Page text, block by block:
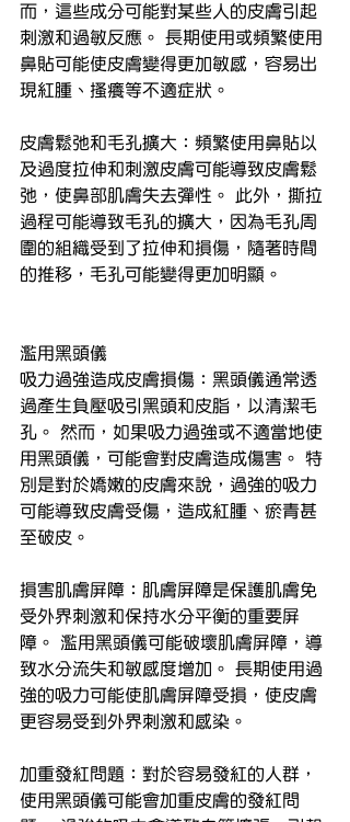
而，這些成分可能對某些人的皮膚引起
刺激和過敏反應。 長期使用或頻繁使用
鼻貼可能使皮膚變得更加敏感，容易出
現紅腫、搔癢等不適症狀。
皮膚鬆弛和毛孔擴大：頻繁使用鼻貼以
及過度拉伸和刺激皮膚可能導致皮膚鬆
弛，使鼻部肌膚失去彈性。 此外，撕拉
過程可能導致毛孔的擴大，因為毛孔周
圍的組織受到了拉伸和損傷，隨著時間
的推移，毛孔可能變得更加明顯。
濫用黑頭儀
吸力過強造成皮膚損傷：黑頭儀通常透
過產生負壓吸引黑頭和皮脂，以清潔毛
孔。 然而，如果吸力過強或不適當地使
用黑頭儀，可能會對皮膚造成傷害。 特
別是對於嬌嫩的皮膚來說，過強的吸力
可能導致皮膚受傷，造成紅腫、瘀青甚
至破皮。
損害肌膚屏障：肌膚屏障是保護肌膚免
受外界刺激和保持水分平衡的重要屏
障。 濫用黑頭儀可能破壞肌膚屏障，導
致水分流失和敏感度增加。 長期使用過
強的吸力可能使肌膚屏障受損，使皮膚
更容易受到外界刺激和感染。
加重發紅問題：對於容易發紅的人群，
使用黑頭儀可能會加重皮膚的發紅問